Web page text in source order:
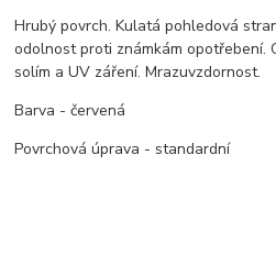
Hrubý povrch. Kulatá pohledová
odolnost proti známkám opotřebení.
solím a UV záření. Mrazuvzdornost.
Barva -červená
Povrchová úprava - standardní